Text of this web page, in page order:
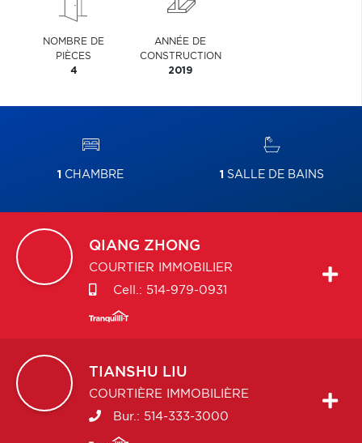
NOMBRE DE
PIÈCES
4
ANNÉE DE
CONSTRUCTION
2019
1 CHAMBRE 1 SALLE DE BAINS
QIANG ZHONG
COURTIER IMMOBILIER
Cell.: 514-979-0931
TIANSHU LIU
COURTIÈRE IMMOBILIÈRE
Bur.: 514-333-3000